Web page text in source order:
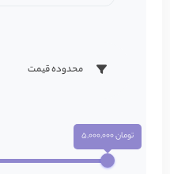
محدوده قیمت
تومان 5,000,000